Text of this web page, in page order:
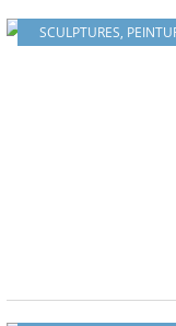
SCULPTURES,